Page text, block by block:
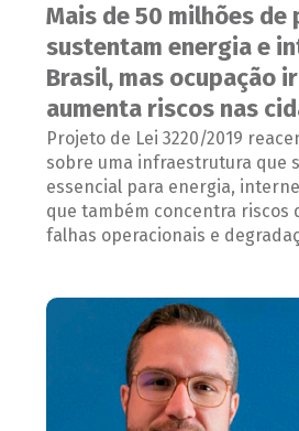
Mais de 50 milhões de
sustentam energia e
Brasil, mas ocupação
aumenta riscos nas
Projeto de Lei 3220/2019
sobre uma infraestrutura que
essencial para energia,
que também concentra riscos
falhas operacionais e